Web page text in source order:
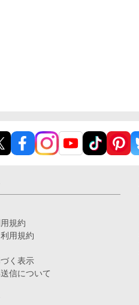
規約
用規約
く表示
信について